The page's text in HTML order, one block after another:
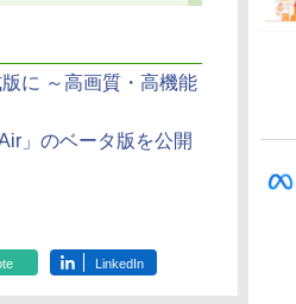
に ～高画質・高機能
」のベータ版を公開
LinkedIn